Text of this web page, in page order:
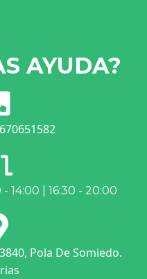
AYUDA?
14:00 | 16:30 - 20:00
Pola De Somiedo.